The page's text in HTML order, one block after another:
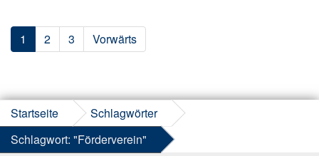
1 2 3 Vorwärts
Startseite
Schlagwörter
Schlagwort: "Förderverein"